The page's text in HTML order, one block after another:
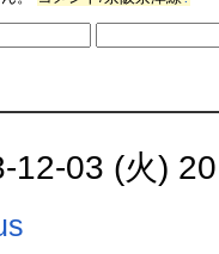
12-03 (火)